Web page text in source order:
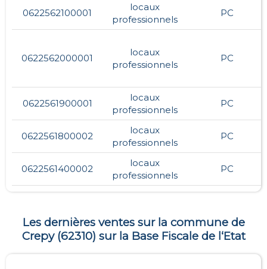
0622562100001
locaux
professionnels
PC
0622562000001
locaux
professionnels
PC
0622561900001
locaux
professionnels
PC
0622561800002
locaux
professionnels
PC
0622561400002
locaux
professionnels
PC
Les dernières ventes sur la commune de
Crepy(62310) sur la Base Fiscale de l‘Etat